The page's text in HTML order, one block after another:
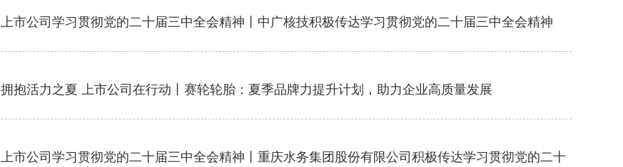
上市公司学习贯彻党的二十届三中全会精神丨中广核技积极传达学习贯彻党的二十届三中全会精神
拥抱活力之夏 上市公司在行动丨赛轮轮胎：夏季品牌力提升计划，助力企业高质量发展
上市公司学习贯彻党的二十届三中全会精神丨重庆水务集团股份有限公司积极传达学习贯彻党的二十